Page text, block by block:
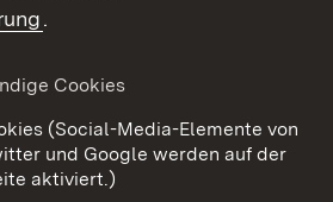
Barrierefreiheit
Cookies
.
Cookies
(Social-Media-Elemente von
und Google werden auf der
aktiviert.)